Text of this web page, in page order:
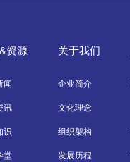
资源
闻
讯
识
堂
关于我们
企业简介
文化理念
组织架构
发展历程